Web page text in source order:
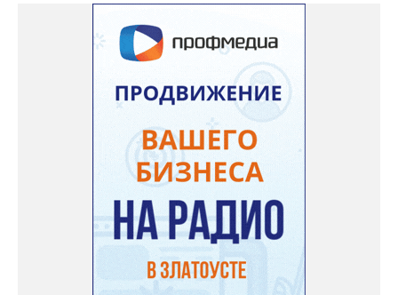
«Благодаря её мудрому руководству в школе сформировался
сильный педагогический коллектив, объединённый общими
ценностями и любовью к своему делу. Для многих Галина
Ивановна навсегда останется не только талантливым
руководителем, но и настоящим Учителем с большой буквы», -
говорится в сообществе школы №23 во ВКонтакте. Свои
соболезнования семье Галины Ивановны выразил глава
Златоуста Олег Решетников. «Её вклад зафиксирован в
важнейших документах школы, но главное - он остался в
людях: в тех учителях, которых она поддержала, в тех
учениках, которых она вдохновила. Заслуженный учитель РФ,
«Отличник народного просвещения», обладатель медали «За
доблестный труд», Галина Ивановна оставила не только
награды и документы, но и работающий, живой механизм
школы, который продолжает жить её принципами», - говорится